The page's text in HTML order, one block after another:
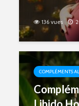
136 vues
COMPLÉMENTS